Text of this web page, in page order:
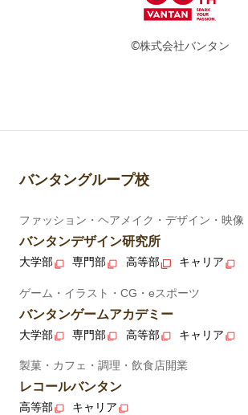
©株式会社バンタン
バンタングループ校
ファッション・ヘアメイク・デザイン・映像
バンタンデザイン研究所
大学部 専門部 高等部 キャリア
ゲーム・イラスト・CG・eスポーツ
バンタンゲームアカデミー
大学部 専門部 高等部 キャリア
製菓・カフェ・調理・飲食店開業
レコールバンタン
高等部 キャリア